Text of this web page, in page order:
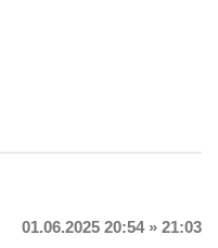
01.06.2025 20:54 » 21:03